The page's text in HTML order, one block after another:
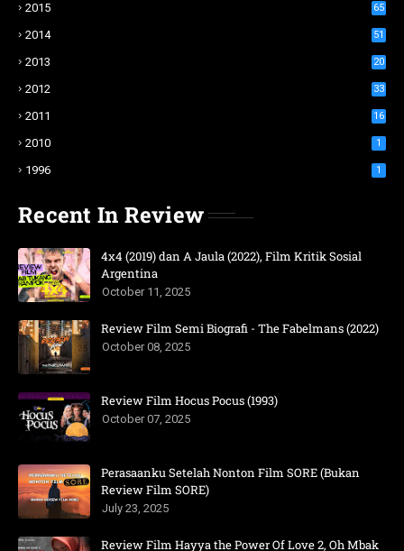
2015 65
2014 51
2013 20
2012 33
2011 16
2010 1
1996 1
Recent In Review
4x4 (2019) dan A Jaula (2022), Film Kritik Sosial
Argentina
October 11, 2025
Review Film Semi Biografi - The Fabelmans (2022)
October 08, 2025
Review Film Hocus Pocus (1993)
October 07, 2025
Perasaanku Setelah Nonton Film SORE (Bukan
Review Film SORE)
July 23, 2025
Review Film Hayya the Power Of Love 2, Oh Mbak